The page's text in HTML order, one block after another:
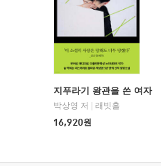
지푸라기 왕관을 쓴 여자
박상영 저
래빗홀
16,920원